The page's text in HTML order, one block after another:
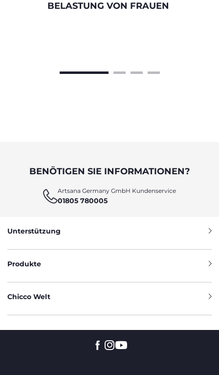
BELASTUNG VON FRAUEN
BENÖTIGEN SIE INFORMATIONEN?
Artsana Germany GmbH Kundenservice
01805 780005
Unterstützung
Produkte
Chicco Welt